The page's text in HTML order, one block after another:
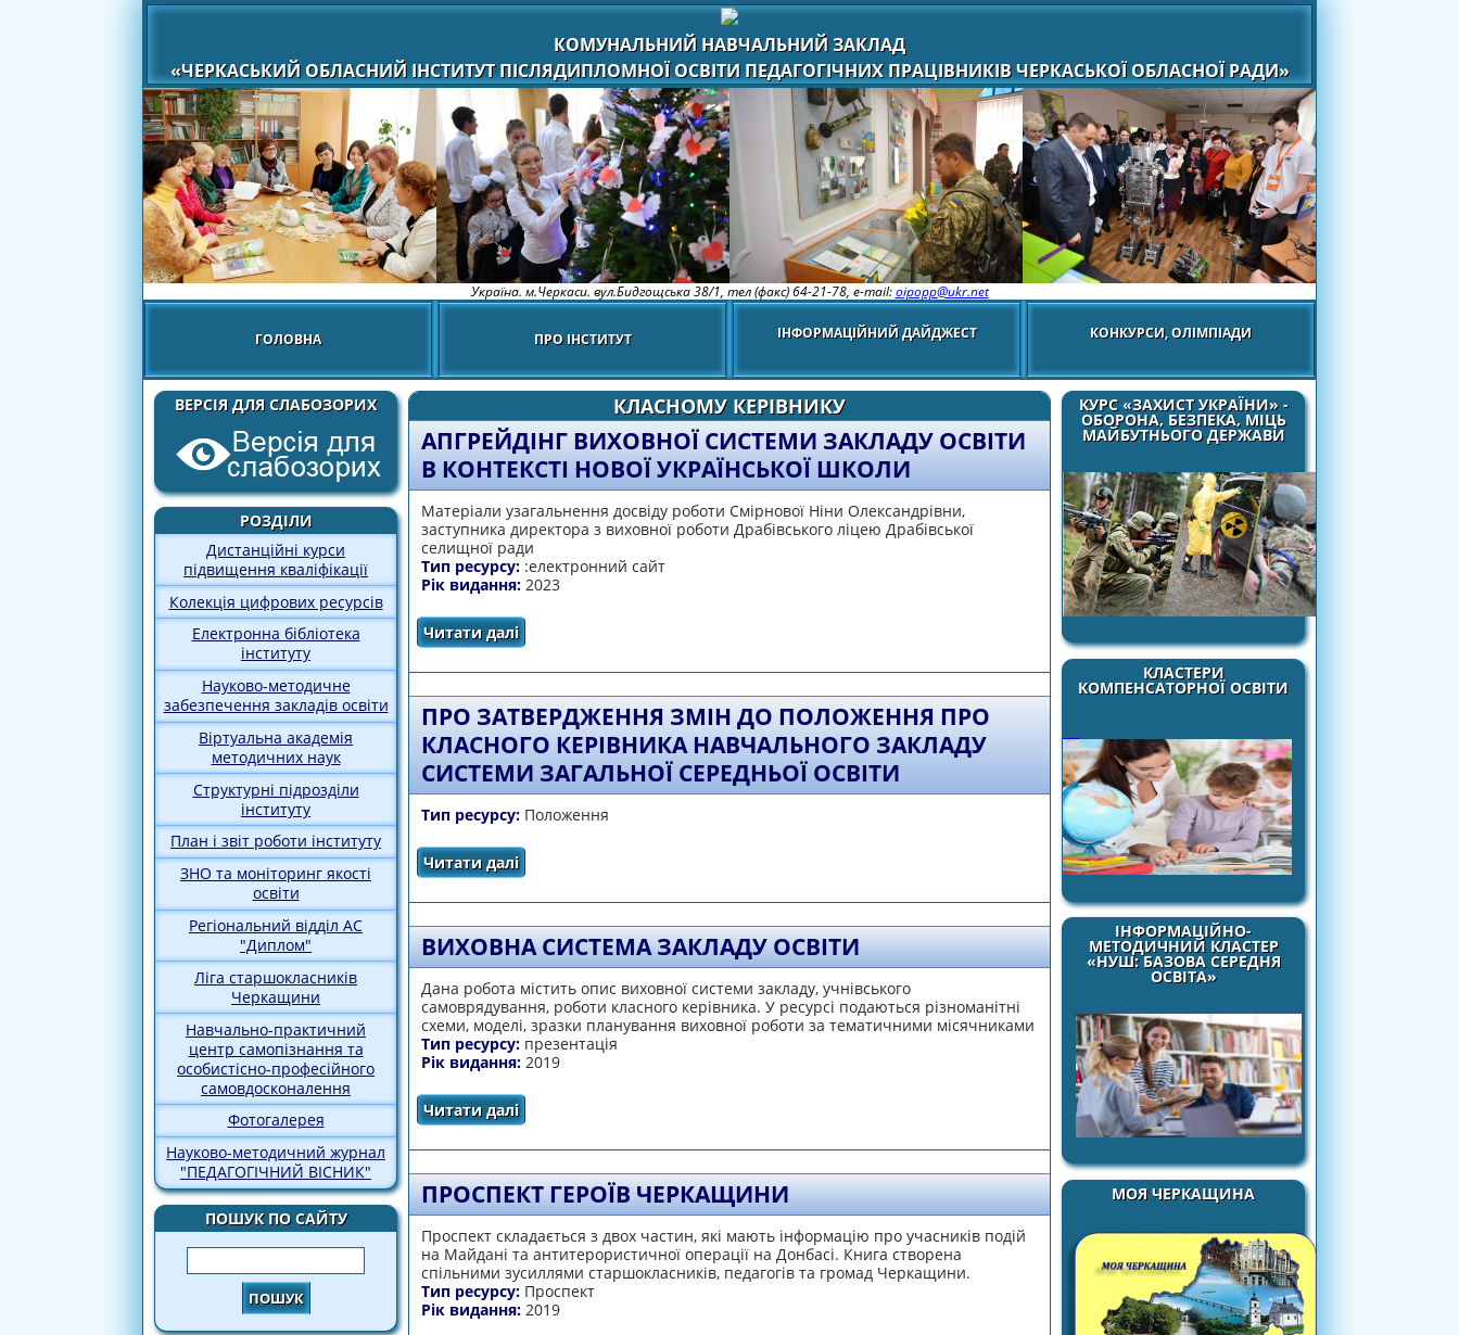
КОМУНАЛЬНИЙ НАВЧАЛЬНИЙ ЗАКЛАД
«ЧЕРКАСЬКИЙ ОБЛАСНИЙ ІНСТИТУТ ПІСЛЯДИПЛОМНОЇ ОСВІТИ ПЕДАГОГІЧНИХ ПРАЦІВНИКІВ ЧЕРКАСЬКОЇ ОБЛАСНОЇ РАДИ»
Україна. м.Черкаси. вул.Бидгощська 38/1, тел (факс) 64-21-78, e-mail:oipopp@ukr.net
ГОЛОВНА ПРО ІНСТИТУТ ІНФОРМАЦІЙНИЙ ДАЙДЖЕСТ КОНКУРСИ, ОЛІМПІАДИ
ВЕРСІЯ ДЛЯ СЛАБОЗОРИХ
РОЗДІЛИ
Дистанційні курси
підвищення кваліфікації
Колекція цифрових ресурсів
Електронна бібліотека
інституту
Науково-методичне
забезпечення закладів освіти
Віртуальна академія
методичних наук
Структурні підрозділи
інституту
План і звіт роботи інституту
ЗНО та моніторинг якості
освіти
Регіональний відділ АС
"Диплом"
Ліга старшокласників
Черкащини
Навчально-практичний
центр самопізнання та
особистісно-професійного
самовдосконалення
Фотогалерея
Науково-методичний журнал
"ПЕДАГОГІЧНИЙ ВІСНИК"
ПОШУК ПО САЙТУ
Пошук
КУРС «ЗАХИСТ УКРАЇНИ» -
ОБОРОНА, БЕЗПЕКА, МІЦЬ
МАЙБУТНЬОГО ДЕРЖАВИ
КЛАСТЕРИ
КОМПЕНСАТОРНОЇ ОСВІТИ
ІНФОРМАЦІЙНО-
МЕТОДИЧНИЙ КЛАСТЕР
«НУШ: БАЗОВА СЕРЕДНЯ
ОСВІТА»
МОЯ ЧЕРКАЩИНА
КЛАСНОМУ КЕРІВНИКУ
АПГРЕЙДІНГ ВИХОВНОЇ СИСТЕМИ ЗАКЛАДУ ОСВІТИ
В КОНТЕКСТІ НОВОЇ УКРАЇНСЬКОЇ ШКОЛИ
Матеріали узагальнення досвіду роботи Смірнової Ніни Олександрівни,
заступника директора з виховної роботи Драбівського ліцею Драбівської
селищної ради
Тип ресурсу: :електронний сайт
Рік видання: 2023
Читати даліпро АПГРЕЙДІНГ ВИХОВНОЇ СИСТЕМИ ЗАКЛАДУ ОСВІТИ В КОНТЕКСТІ НОВОЇ УКРАЇНСЬКОЇ ШКОЛИ
ПРО ЗАТВЕРДЖЕННЯ ЗМІН ДО ПОЛОЖЕННЯ ПРО
КЛАСНОГО КЕРІВНИКА НАВЧАЛЬНОГО ЗАКЛАДУ
СИСТЕМИ ЗАГАЛЬНОЇ СЕРЕДНЬОЇ ОСВІТИ
Тип ресурсу: Положення
Читати далі
про Про затвердження Змін до Положення про класного керівника навчального закладу системи
ВИХОВНА СИСТЕМА ЗАКЛАДУ ОСВІТИ
Дана робота містить опис виховної системи закладу, учнівського
самоврядування, роботи класного керівника. У ресурсі подаються різноманітні
схеми, моделі, зразки планування виховної роботи за тематичними місячниками
Тип ресурсу: презентація
Рік видання: 2019
Читати даліпро Виховна система закладу освіти
ПРОСПЕКТ ГЕРОЇВ ЧЕРКАЩИНИ
Проспект складається з двох частин, які мають інформацію про учасників подій
на Майдані та антитерористичної операції на Донбасі. Книга створена
спільними зусиллями старшокласників, педагогів та громад Черкащини.
Тип ресурсу: Проспект
Рік видання: 2019